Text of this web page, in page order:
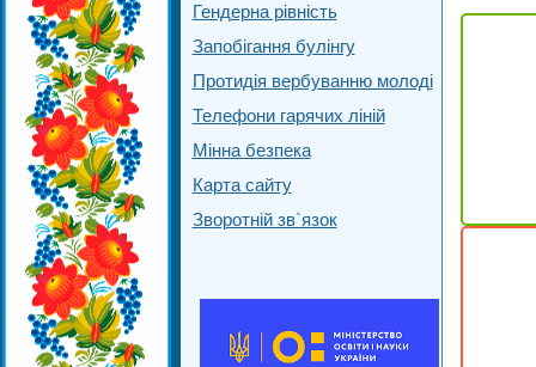
Гендерна рівність
Запобігання булінгу
Протидія вербуванню молоді
Телефони гарячих ліній
Мінна безпека
Карта сайту
Зворотній зв`язок